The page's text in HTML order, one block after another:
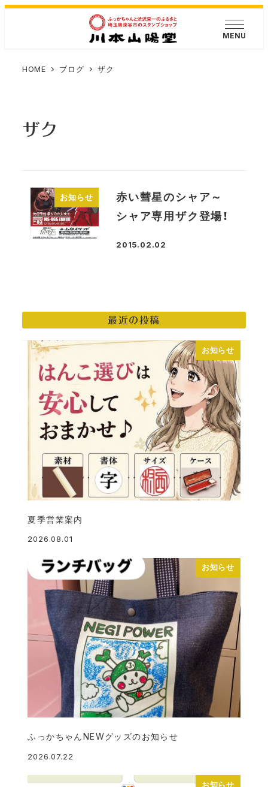
MENU
HOME ブログ ザク
ザク
お知らせ
赤い彗星のシャア～
シャア専用ザク登場！
投稿日
2015.02.02
最近の投稿
お知らせ
夏季営業案内
2026.08.01
お知らせ
ふっかちゃんNEWグッズのお知らせ
2026.07.22
お知らせ